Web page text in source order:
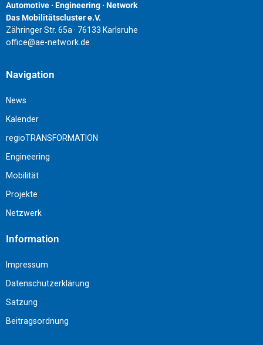
Automotive · Engineering · Network
Das Mobilitätscluster e.V.
Zähringer Str. 65a · 76133 Karlsruhe
office@ae-network.de
Navigation
News
Kalender
regioTRANSFORMATION
Engineering
Mobilität
Projekte
Netzwerk
Information
Impressum
Datenschutzerklärung
Satzung
Beitragsordnung